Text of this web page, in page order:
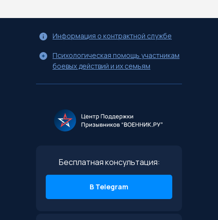
Бесплатная консультация:
В Telegram
Информация о контрактной службе
Психологическая помощь участникам
боевых действий и их семьям